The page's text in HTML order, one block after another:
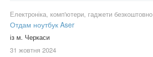
Електроніка, комп'ютери, гаджети безкоштовно
Отдам ноутбук Aser
із м. Черкаси
31 жовтня 2024